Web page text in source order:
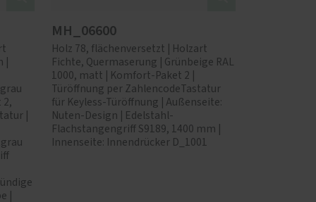
|
|
MH_06600
Holz 78, flächenversetzt | Holzart
Fichte, Quermaserung | Grünbeige RAL
1000, matt | Komfort-Paket 2 |
Türöffnung per ZahlencodeTastatur
für Keyless-Türöffnung | Außenseite:
Nuten-Design | Edelstahl-
Flachstangengriff S9189, 1400 mm |
Innenseite: Innendrücker D_1001